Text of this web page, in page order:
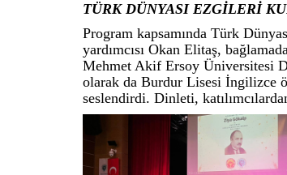
TÜRK DÜNYASI EZGİLERİ
Program kapsamında Türk
yardımcısı Okan Elitaş,
Mehmet Akif Ersoy Üniversitesi
olarak da Burdur Lisesi İngilizce
seslendirdi. Dinleti,